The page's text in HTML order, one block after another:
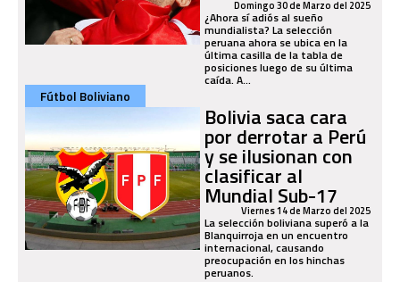
Domingo 30 de Marzo del 2025
¿Ahora sí adiós al sueño
mundialista? La selección
peruana ahora se ubica en la
última casilla de la tabla de
posiciones luego de su última
caída. A...
Fútbol Boliviano
Bolivia saca cara
por derrotar a Perú
y se ilusionan con
clasificar al
Mundial Sub-17
Viernes 14 de Marzo del 2025
La selección boliviana superó a la
Blanquirroja en un encuentro
internacional, causando
preocupación en los hinchas
peruanos.